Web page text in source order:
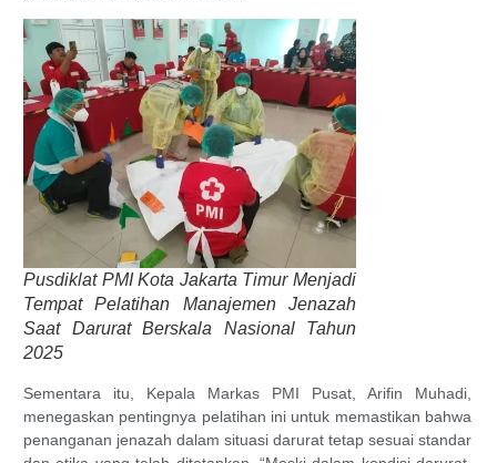
Pusdiklat PMI Kota Jakarta Timur Menjadi
Tempat Pelatihan Manajemen Jenazah
Saat Darurat Berskala Nasional Tahun
2025
Sementara itu, Kepala Markas PMI Pusat, Arifin Muhadi,
menegaskan pentingnya pelatihan ini untuk memastikan bahwa
penanganan jenazah dalam situasi darurat tetap sesuai standar